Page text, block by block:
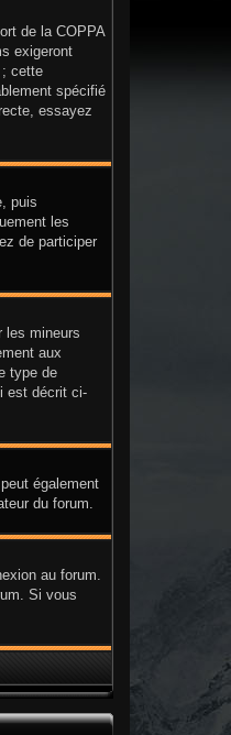
de la COPPA
exigeront
; cette
spécifié
essayez
puis
les
de participer
les mineurs
aux
type de
est décrit ci-
également
du forum.
au forum.
Si vous